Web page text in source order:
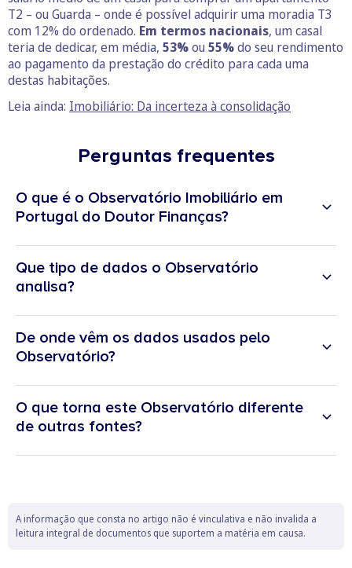
T2 – ou Guarda – onde é possível adquirir uma moradia T3
com 12% do ordenado. Em termos nacionais, um casal
teria de dedicar, em média, 53%ou 55%do seu rendimento
ao pagamento da prestação do crédito para cada uma
destas habitações.
Leia ainda: Imobiliário: Da incerteza à consolidação
Perguntas frequentes
O que é o Observatório Imobiliário em
Portugal do Doutor Finanças?
Que tipo de dados o Observatório
analisa?
Preços de venda por m²(apartamentos e moradias);
Valores de arrendamento por m²
Acessibilidade à habitação, através do Índice de
Acessibilidade Habitacional, que relaciona rendimento médio
das famílias com prestações de crédito;
Oferta disponível(número de imóveis em
Estes indicadores são atualizados regularmente e permitem
acompanhar tendências nacionais, distritais e municipais.
De onde vêm os dados usados pelo
Observatório?
dados oficiais
O que torna este Observatório diferente
de outras fontes?
acessibilidade, oferecendo uma visão integrada;
A informação que consta no artigo não é vinculativa e não invalida a
leitura integral de documentos que suportem a matéria em causa.